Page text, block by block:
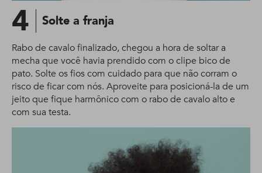
4 Solte a franja
Rabo de cavalo finalizado, chegou a hora de soltar a
mecha que você havia prendido com o clipe bico de
pato. Solte os fios com cuidado para que não corram o
risco de ficar com nós. Aproveite para posicioná-la de um
jeito que fique harmônico com o rabo de cavalo alto e
com sua testa.